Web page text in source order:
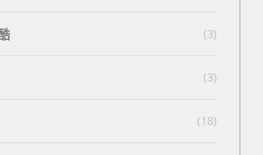
(3)
(3)
(18)